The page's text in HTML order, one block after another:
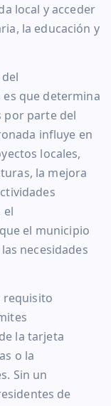
local y acceder
la educación y
que determina
por parte del
influye en
locales,
la mejora
el
el municipio
necesidades
requisito
la tarjeta
o la
Sin un
de